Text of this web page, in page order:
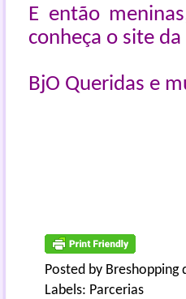
E então
conheça o site
BjO Queridas e
Posted by Breshopping
Labels: Parcerias